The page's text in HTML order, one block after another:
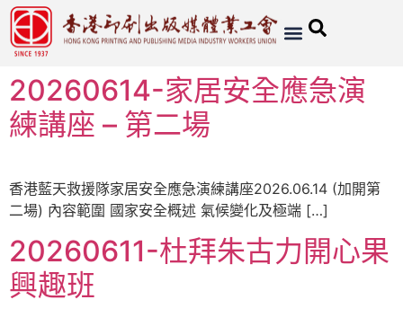
20260614-家居安全應急演
練講座 – 第二場
香港藍天救援隊家居安全應急演練講座2026.06.14 (加開第
二場) 內容範圍 國家安全概述 氣候變化及極端 […]
20260611-杜拜朱古力開心果
興趣班